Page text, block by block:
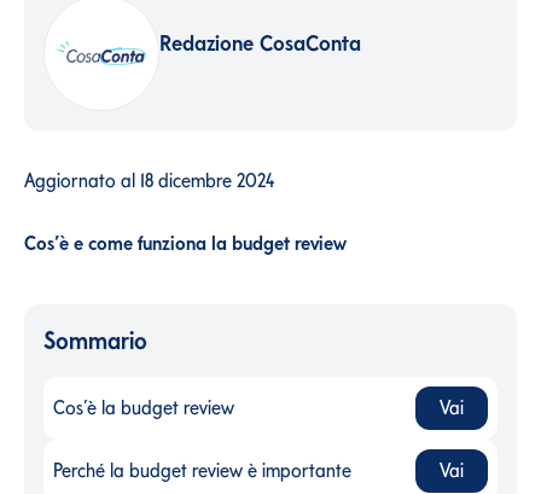
Redazione CosaConta
Aggiornato al 18 dicembre 2024
Cos’è e come funziona la budget review
Sommario
Cos’è la budget review
Cos’è la budget review Vai
Perché la budget review è importante-
Perché la budget review è importante Vai